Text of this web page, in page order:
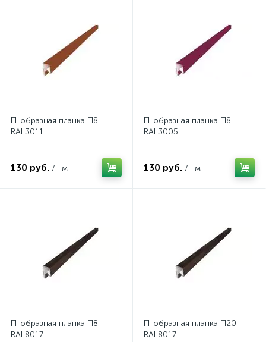
П-образная планка П8
RAL3011
130 руб. /п.м
П-образная планка П8
RAL3005
130 руб. /п.м
П-образная планка П8
RAL8017
П-образная планка П20
RAL8017